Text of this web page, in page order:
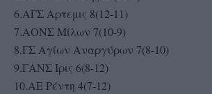
6.ΑΓΣ Αρτεμις 8(12-11)
7.ΑΟΝΣ Μίλων 7(10-9)
8.ΓΣ Αγίων Αναργύρων 7(8-10)
9.ΓΑΝΣ Ιρις 6(8-12)
10.ΑΕ Ρέντη 4(7-12)